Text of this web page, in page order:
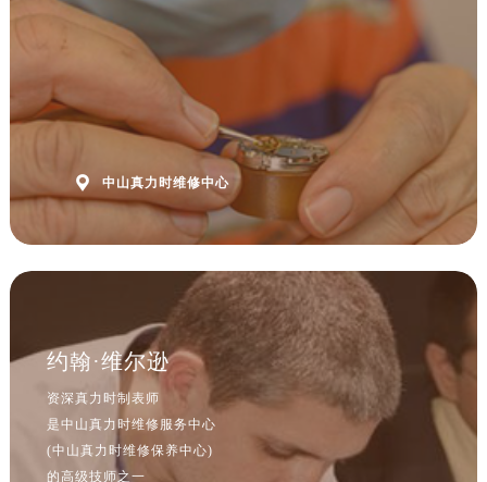
 中山真力时维修中心
约翰·维尔逊
资深真力时制表师
是中山真力时维修服务中心
(中山真力时维修保养中心)
的高级技师之一
预约入口 关闭